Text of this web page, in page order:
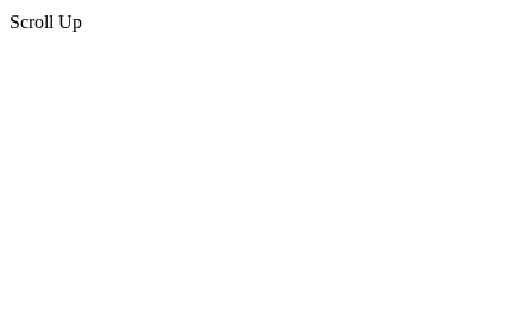
Scroll Up